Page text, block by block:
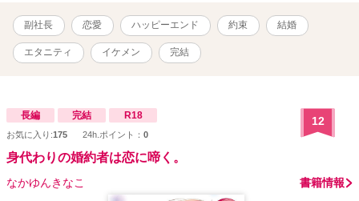
と思い出される思い出の中、顔の判らない女性が愛斗に言ってくる
声にまた胸がキュンとなった。 激痛から逃げてはいけないと決心
した愛斗は、本当の事に向き合う決意をした。 それは5年前の
怪我の時、愛斗は記憶を無くし自分の名前の他何も覚えていなかっ
弟、礼斗（れいと）と空斗（くうと）に出会った。 そして、礼斗
と空斗の母親が楓子である事を知ると、愛斗の中に次から次へと思
い出される記憶が蘇り始めた。 「また明日会いましょう」 そう約
束した人は誰なのか？ そして愛斗にとってどんな人だったのか？
その先にある永遠のラブストーリー。
副社長 恋愛 ハッピーエンド 約束 結婚
エタニティ イケメン 完結
長編 完結 R18
お気に入り:175 24h.ポイント： 0
12
身代わりの婚約者は恋に啼く。
なかゆんきなこ 書籍情報